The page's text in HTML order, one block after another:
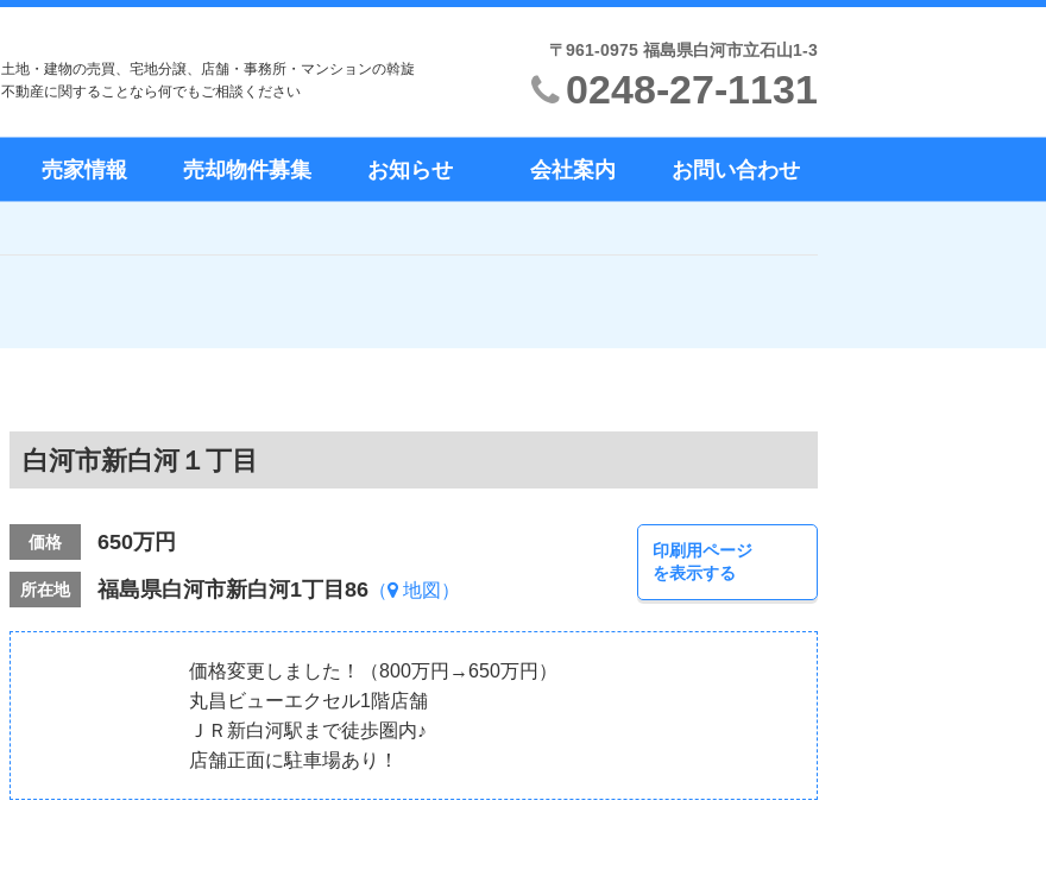
土地・建物の売買、宅地分譲、店舗・事務所・マンションの斡旋
不動産に関することなら何でもご相談ください
〒961-0975 福島県白河市立石山1-3
0248-27-1131
売家情報 売却物件募集 お知らせ 会社案内 お問い合わせ
白河市新白河１丁目
価格 650万円
所在地 福島県白河市新白河1丁目86 （ 地図）
印刷用ページ
を表示する
価格変更しました！（800万円→650万円）
丸昌ビューエクセル1階店舗
ＪＲ新白河駅まで徒歩圏内♪
店舗正面に駐車場あり！